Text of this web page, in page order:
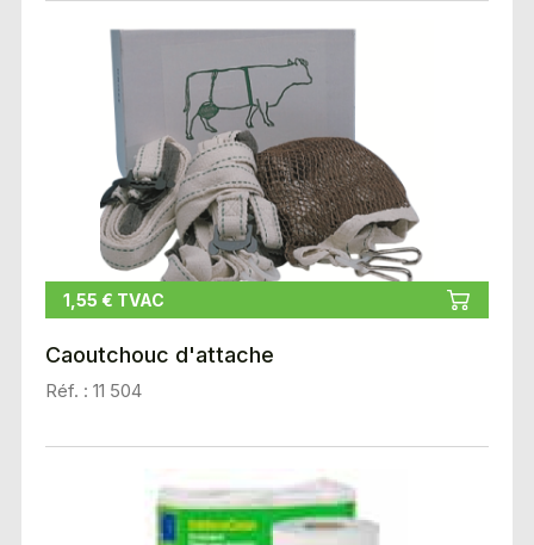
1,55 € TVAC
Caoutchouc d'attache
Réf. : 11 504